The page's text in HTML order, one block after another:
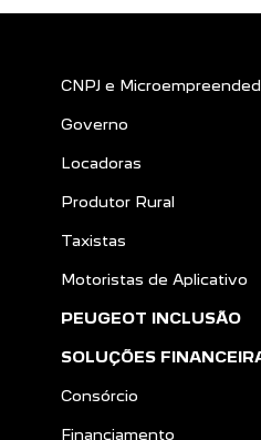
CNPJ e
Governo
Locadoras
Produtor Rural
Taxistas
Motoristas de Aplicativo
PEUGEOT INCLUSÃO
SOLUÇÕES
Consórcio
Financiamento